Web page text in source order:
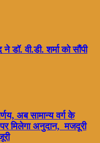
डॉ. वी.डी. शर्मा को सौंपी
अब सामान्य वर्ग के
मिलेगा अनुदान, मजदूरी